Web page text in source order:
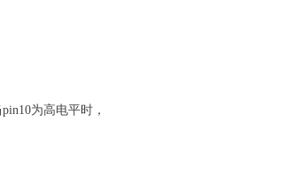
为高电平时，